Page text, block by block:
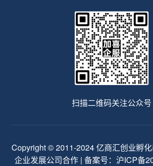
扫描二维码关注公众号
Copyright © 2011-2024 亿商汇创业孵
企业发展公司合作 | 备案号： 沪ICP备